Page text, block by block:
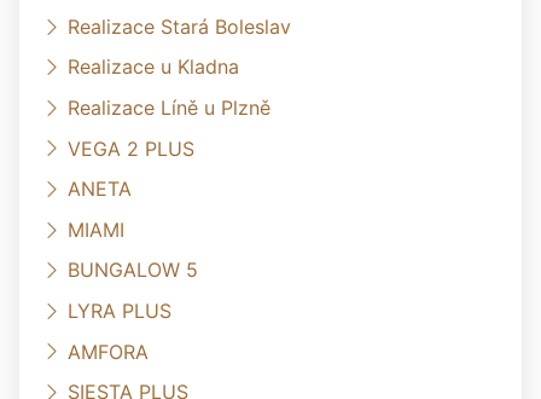
Realizace Stará Boleslav
Realizace u Kladna
Realizace Líně u Plzně
VEGA 2 PLUS
ANETA
MIAMI
BUNGALOW 5
LYRA PLUS
AMFORA
SIESTA PLUS